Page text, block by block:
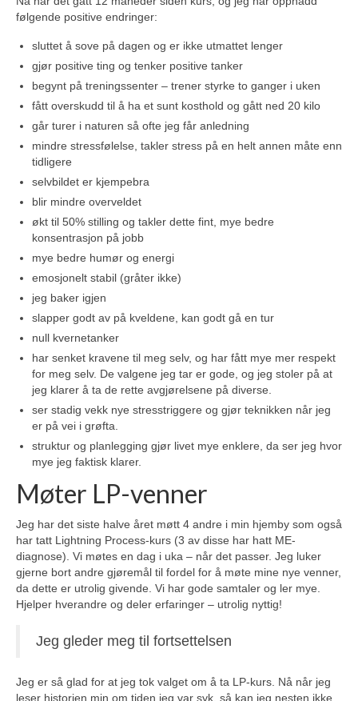
følgende positive endringer:
sluttet å sove på dagen og er ikke utmattet lenger
gjør positive ting og tenker positive tanker
begynt på treningssenter – trener styrke to ganger i uken
fått overskudd til å ha et sunt kosthold og gått ned 20 kilo
går turer i naturen så ofte jeg får anledning
mindre stressfølelse, takler stress på en helt annen måte enn
tidligere
selvbildet er kjempebra
blir mindre overveldet
økt til 50% stilling og takler dette fint, mye bedre
konsentrasjon på jobb
mye bedre humør og energi
emosjonelt stabil (gråter ikke)
jeg baker igjen
slapper godt av på kveldene, kan godt gå en tur
null kvernetanker
har senket kravene til meg selv, og har fått mye mer respekt
for meg selv. De valgene jeg tar er gode, og jeg stoler på at
jeg klarer å ta de rette avgjørelsene på diverse.
ser stadig vekk nye stresstriggere og gjør teknikken når jeg
er på vei i grøfta.
struktur og planlegging gjør livet mye enklere, da ser jeg hvor
mye jeg faktisk klarer.
Møter LP-venner
Jeg har det siste halve året møtt 4 andre i min hjemby som også
har tatt Lightning Process-kurs (3 av disse har hatt ME-
diagnose). Vi møtes en dag i uka – når det passer. Jeg luker
gjerne bort andre gjøremål til fordel for å møte mine nye venner,
da dette er utrolig givende. Vi har gode samtaler og ler mye.
Hjelper hverandre og deler erfaringer – utrolig nyttig!
Jeg gleder meg til fortsettelsen
Jeg er så glad for at jeg tok valget om å ta LP-kurs. Nå når jeg
leser historien min om tiden jeg var syk, så kan jeg nesten ikke